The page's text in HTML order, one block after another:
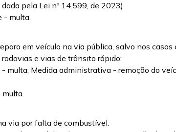
pela Lei nº 14.599, de 2023)
- multa.
em veículo na via pública, salvo nos
e vias de trânsito rápido:
multa; Medida administrativa - remoção do
via por falta de combustível: